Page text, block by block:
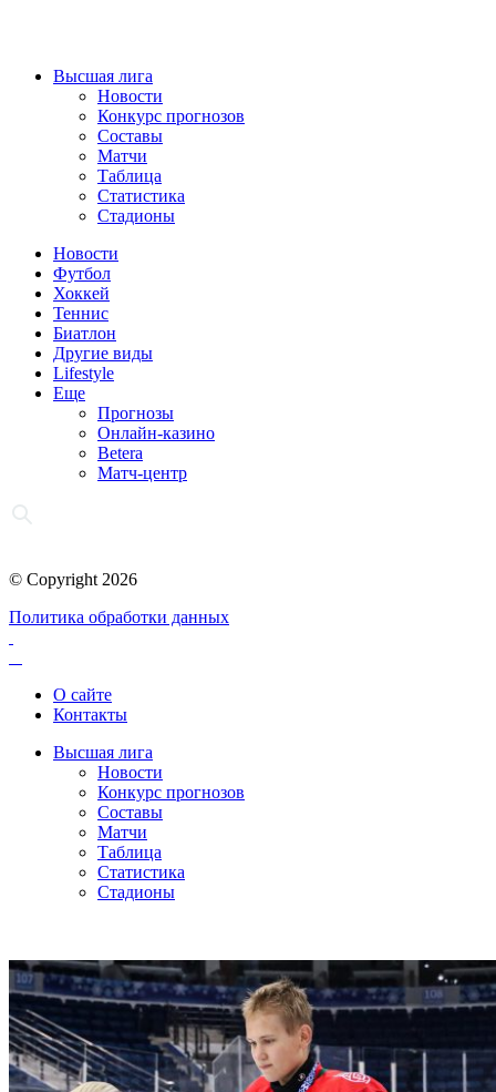
Высшая лига
Новости
Конкурс прогнозов
Составы
Матчи
Таблица
Статистика
Стадионы
Новости
Футбол
Хоккей
Теннис
Биатлон
Другие виды
Lifestyle
Еще
Прогнозы
Онлайн-казино
Betera
Матч-центр
© Copyright 2026
Политика обработки данных
О сайте
Контакты
Высшая лига
Новости
Конкурс прогнозов
Составы
Матчи
Таблица
Статистика
Стадионы